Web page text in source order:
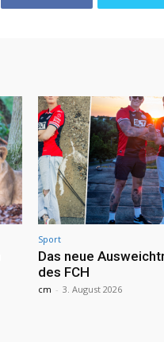
Sport
Das neue
des FCH
cm - 3. August 2026